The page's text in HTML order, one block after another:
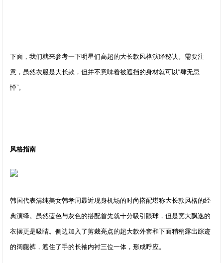
下面，我们就来参考一下明星们高超的大长款风格演绎秘诀。需要注
意，虽然衣服是大长款，但并不意味着被遮挡的身材就可以“肆无忌
惮”。
风格指南
韩国代表清纯美女韩孝周最近现身机场的时尚搭配堪称大长款风格的经
典演绎。虽然蓝色与灰色的搭配首先就十分吸引眼球，但是宽大飘逸的
衣摆更是吸睛。侧边加入了剪裁亮点的超大款外套和下面稍稍露出踪迹
的阔腿裤，遮住了手的长袖内衬三位一体，形成呼应。